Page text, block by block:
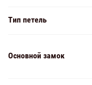
Тип петель
Основной замок